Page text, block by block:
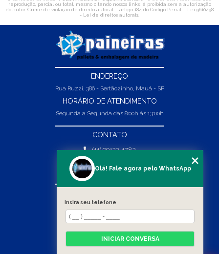
reprodução, parcial ou total, mesmo citando nossos links, é proibida sem a autorização
do autor. Crime de violação de direito autoral – artigo 184 do Código Penal – Lei 9610/98
- Lei de direitos autorais.
ENDEREÇO
Rua Ruzzi, 386 - Sertãozinho, Mauá - SP
HORÁRIO DE ATENDIMENTO
Segunda a Segunda das 8:00h às 13:00h
CONTATO
(11) 99132-1783
(11) 99132-1783
vendas@abpaineiras.com.br
SOBRE NÓS
PRODUTOS
Olá! Fale agora pelo WhatsApp
Insira seu telefone
INICIAR CONVERSA